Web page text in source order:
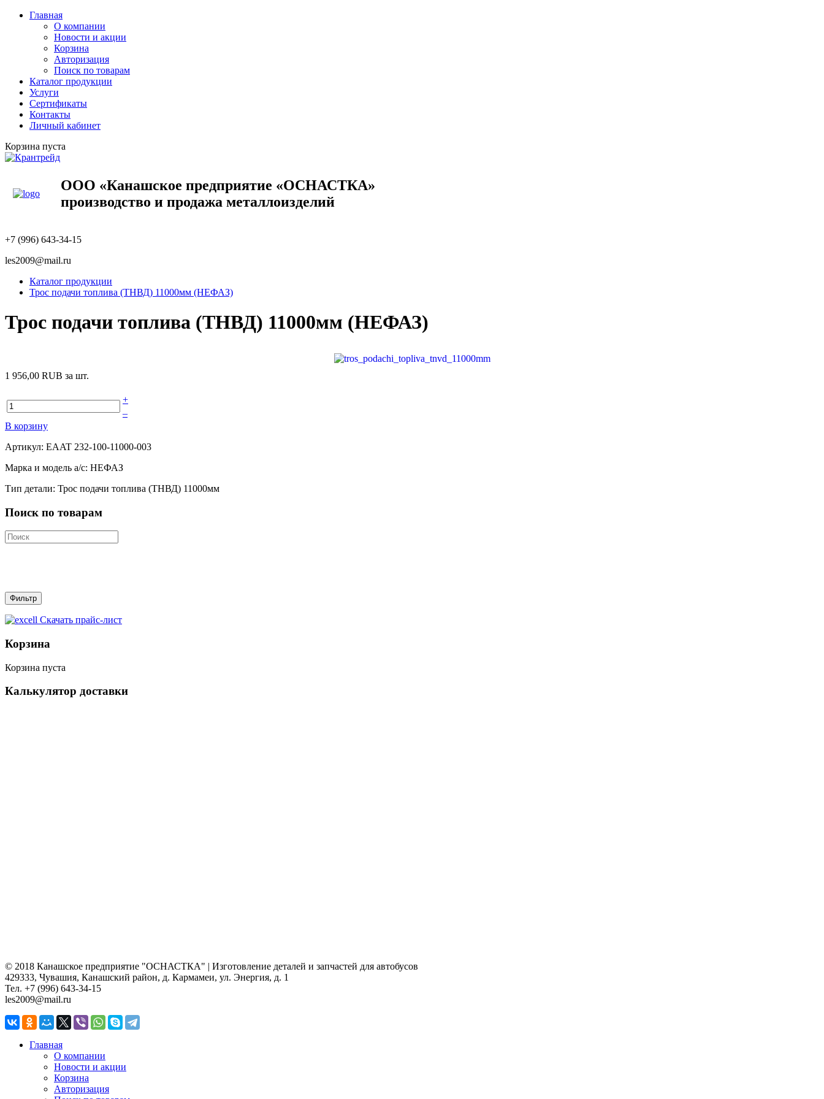
Главная
О компании
Новости и акции
Корзина
Авторизация
Поиск по товарам
Каталог продукции
Услуги
Сертификаты
Контакты
Личный кабинет
Корзина пуста
ООО «Канашское предприятие «ОСНАСТКА»
производство и продажа металлоизделий
+7 (996) 643-34-15
les2009@mail.ru
Каталог продукции
Трос подачи топлива (ТНВД) 11000мм (НЕФАЗ)
Трос подачи топлива (ТНВД) 11000мм (НЕФАЗ)
1 956,00 RUB за шт.
+
–
В корзину
Артикул: ЕAAT 232-100-11000-003
Марка и модель а/с: НЕФАЗ
Тип детали: Трос подачи топлива (ТНВД) 11000мм
Поиск по товарам
Скачать прайс-лист
Корзина
Корзина пуста
Калькулятор доставки
© 2018 Канашское предприятие "ОСНАСТКА" | Изготовление деталей и запчастей для автобусов
429333, Чувашия, Канашский район, д. Кармамеи, ул. Энергия, д. 1
Тел. +7 (996) 643-34-15
les2009@mail.ru
Главная
О компании
Новости и акции
Корзина
Авторизация